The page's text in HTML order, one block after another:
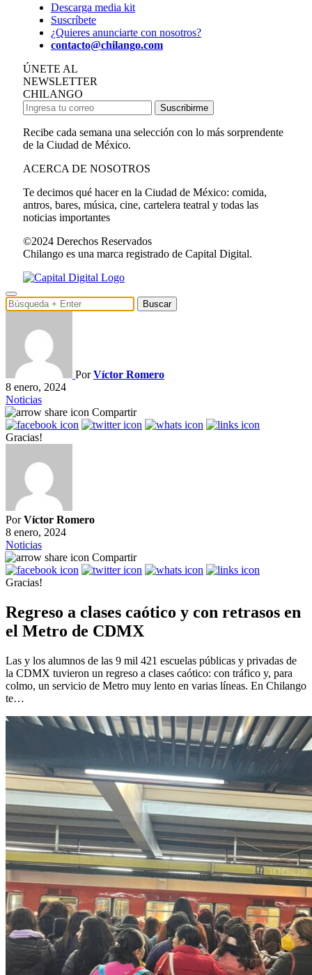
Descarga media kit
Suscríbete
¿Quieres anunciarte con nosotros?
contacto@chilango.com
ÚNETE AL
NEWSLETTER
CHILANGO
Suscribirme
Recibe cada semana una selección con lo más sorprendente
de la Ciudad de México.
ACERCA DE NOSOTROS
Te decimos qué hacer en la Ciudad de México: comida,
antros, bares, música, cine, cartelera teatral y todas las
noticias importantes
©2024 Derechos Reservados
Chilango es una marca registrado de Capital Digital.
Buscar
PorVíctor Romero
8 enero, 2024
Noticias
Compartir
Gracias!
PorVíctor Romero
8 enero, 2024
Noticias
Compartir
Gracias!
Regreso a clases caótico y con retrasos en
el Metro de CDMX
Las y los alumnos de las 9 mil 421 escuelas públicas y privadas de
la CDMX tuvieron un regreso a clases caótico: con tráfico y, para
colmo, un servicio de Metro muy lento en varias líneas. En Chilango
te…